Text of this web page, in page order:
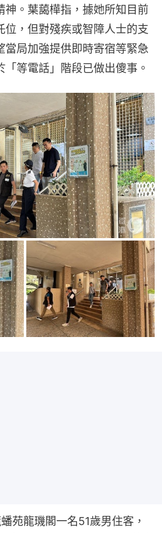
神。葉藹樺指，據她所知目前
位，但對殘疾或智障人士的支
當局加強提供即時寄宿等緊急
等電話」階段已做出傻事。
苑龍璣閣一名51歲男住客，